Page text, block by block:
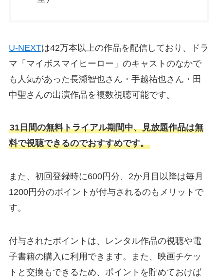
U-NEXTは42万本以上の作品を配信しており、ドラ
マ「マイボスマイヒーロー」のキャストのなかで
も人気があった長瀬智也さん・手越祐也さん・田
中聖さんの出演作品を複数視聴可能です。
31日間の無料トライアル期間中、見放題作品は無
料で視聴できるのでおすすめです。
また、初回登録時に600円分、2か月目以降は毎月
1200円分のポイントが付与されるのもメリットで
す。
付与されたポイントは、レンタル作品の視聴や電
子書籍の購入に利用できます。また、映画チケッ
トと交換もできるため、ポイントを貯めておけば